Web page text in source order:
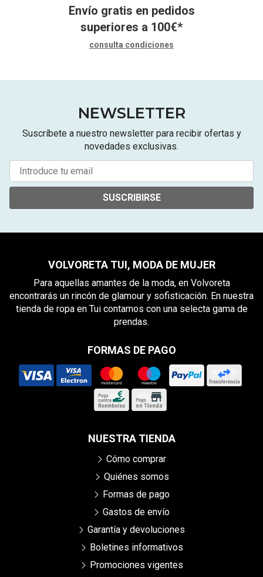
Envío gratis en pedidos
superiores a 100€*
consulta condiciones
NEWSLETTER
Suscríbete a nuestro newsletter para recibir ofertas y
novedades exclusivas.
SUSCRIBIRSE
VOLVORETA TUI, MODA DE MUJER
Para aquellas amantes de la moda, en Volvoreta
encontrarás un rincón de glamour y sofisticación. En nuestra
tienda de ropa en Tui contamos con una selecta gama de
prendas.
FORMAS DE PAGO
NUESTRA TIENDA
Cómo comprar
Quiénes somos
Formas de pago
Gastos de envío
Garantía y devoluciones
Boletines informativos
Promociones vigentes